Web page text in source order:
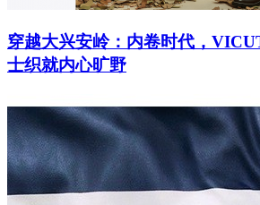
穿越大兴安岭：内卷时代，
士织就内心旷野